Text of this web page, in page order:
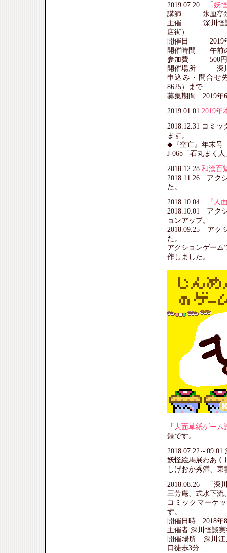
2019.07.20 「妖
講師 氷厘亭氷
主催 深川怪談
店街）
開催日 2019年
開催時間 午前
参加費 500円（
開催場所 深川
申込み・問合せ
8625）まで
募集期間 2019年6
2019.01.01 2019年
2018.12.31 コミ
ます。
◆『空亡』年末号
J-06b「石丸まく
2018.12.28 和漢百
2018.11.26 アク
た。
2018.10.04
『人
2018.10.01 アク
ョンアップ。
2018.09.25 アク
た。
アクションゲーム
作しました。
「 人面草紙ゲーム
録です。
2018.07.22～
妖怪絵馬展わあく
しげおか秀満、
2018.08.26 「深
三芳庵、式水下流
コミックマーケ
す。
開催日時 2018年8
主催者 深川怪談
開催場所 深川
口徒歩3分